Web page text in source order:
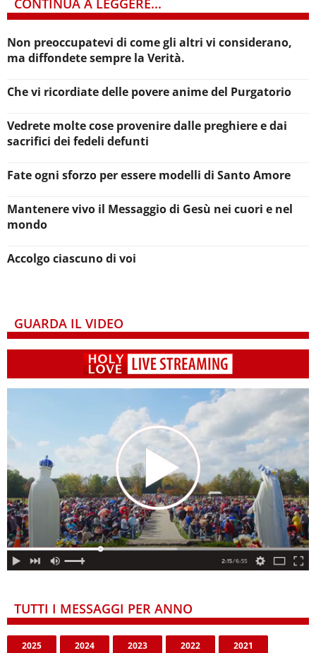
Non preoccupatevi di come gli altri vi considerano,
ma diffondete sempre la Verità.
Che vi ricordiate delle povere anime del Purgatorio
Vedrete molte cose provenire dalle preghiere e dai
sacrifici dei fedeli defunti
Fate ogni sforzo per essere modelli di Santo Amore
Mantenere vivo il Messaggio di Gesù nei cuori e nel
mondo
Accolgo ciascuno di voi
GUARDA IL VIDEO
TUTTI I MESSAGGI PER ANNO
2025 2024 2023 2022 2021